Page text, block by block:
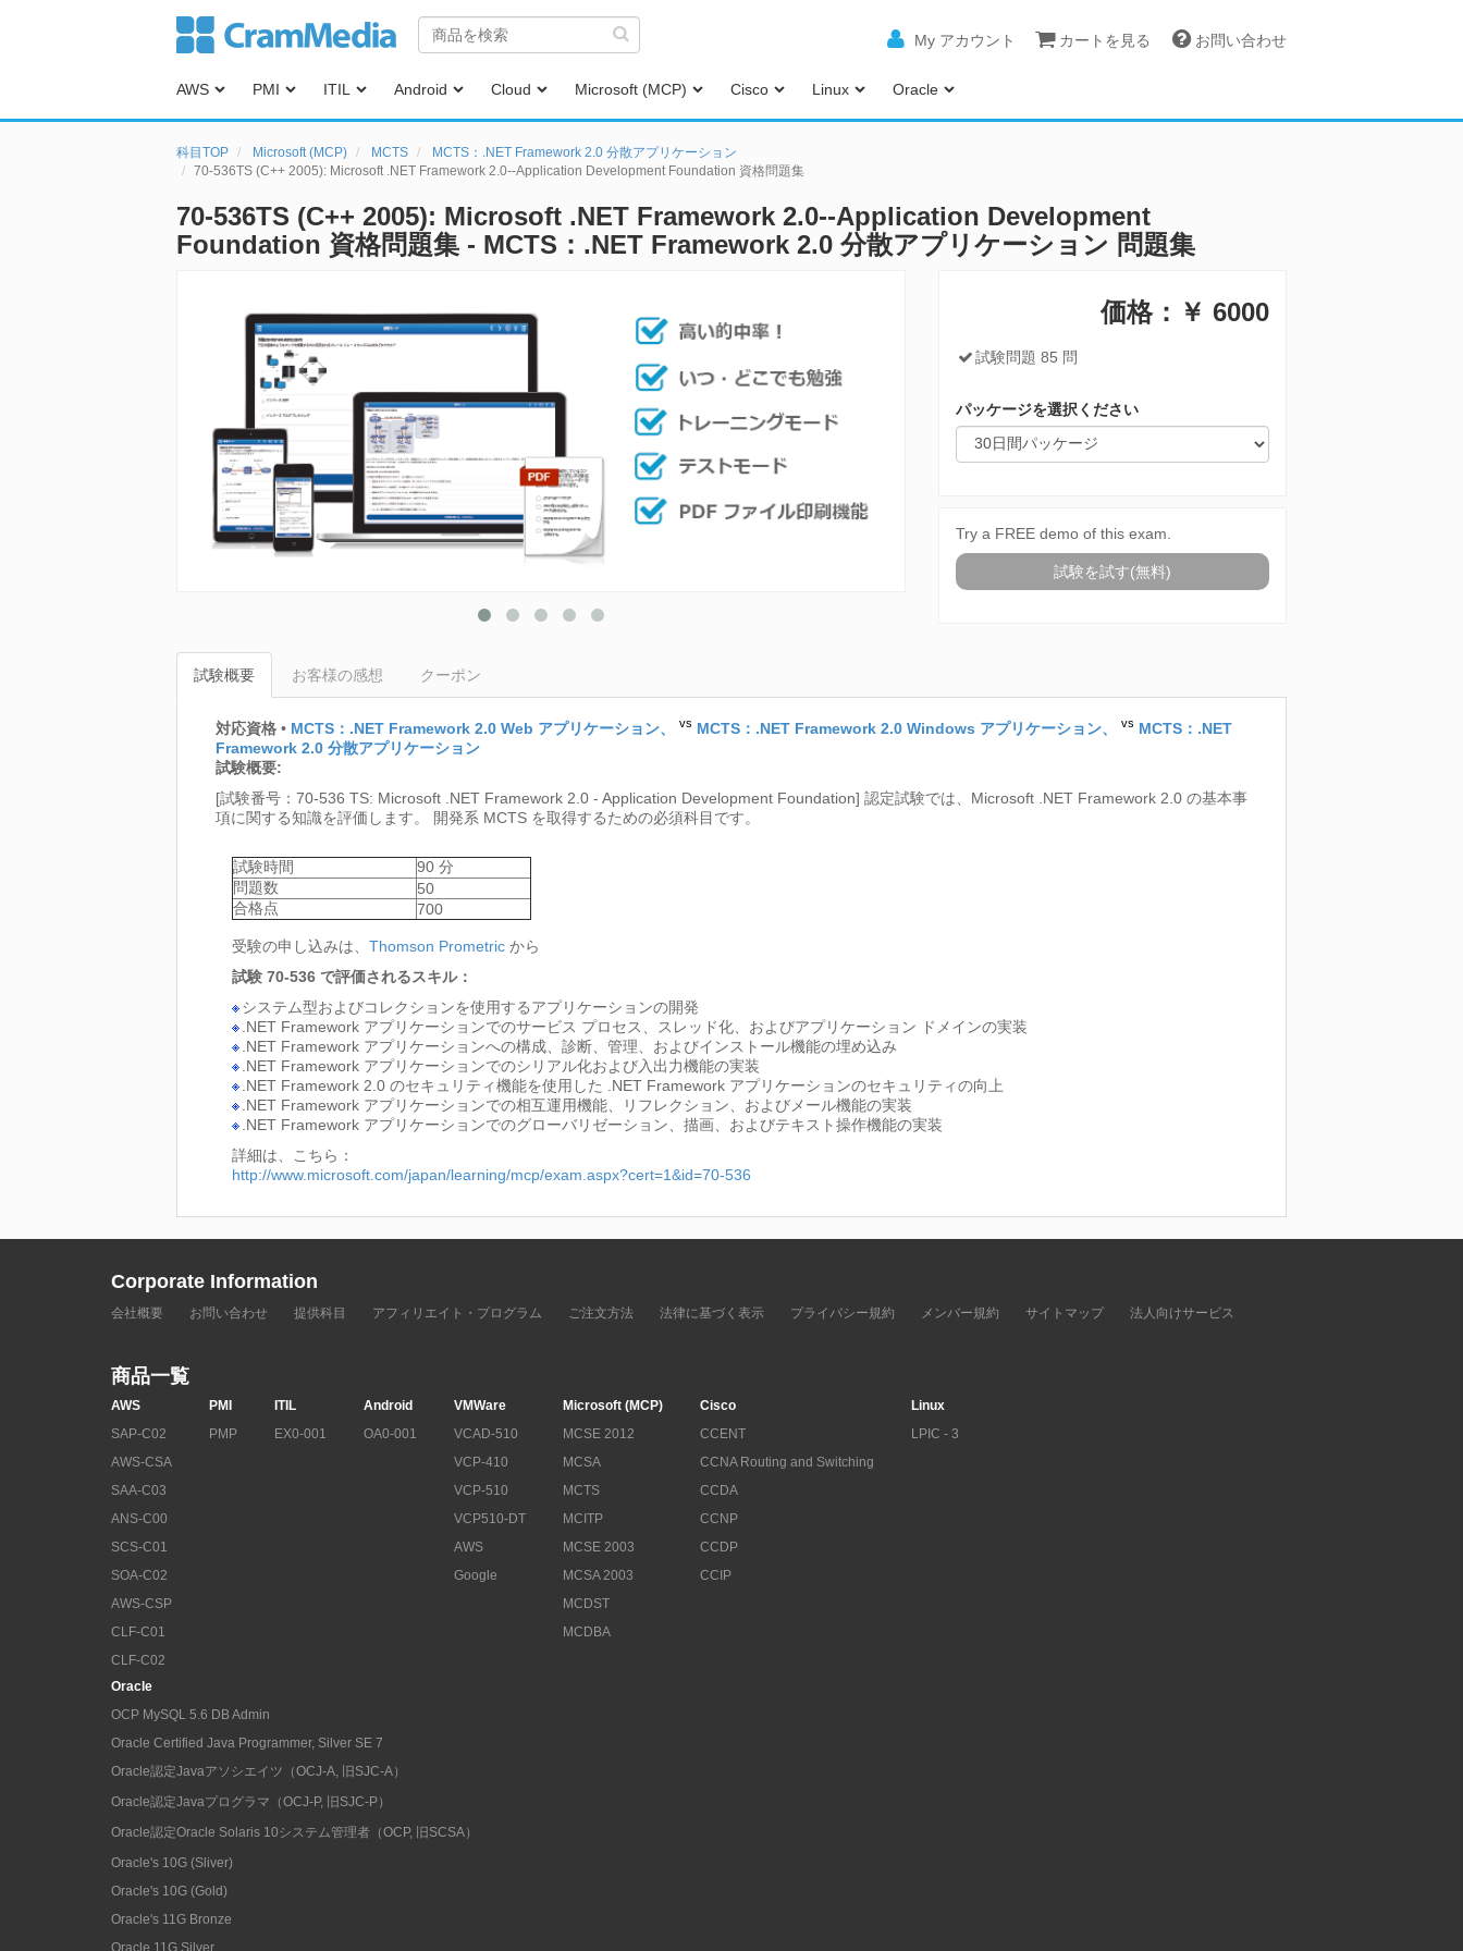
My アカウント カートを見る お問い合わせ
AWS PMI ITIL Android Cloud Microsoft (MCP) Cisco Linux Oracle
科目TOP Microsoft (MCP) MCTS
MCTS：.NET Framework 2.0 分散アプリケーション
70-536TS (C++ 2005): Microsoft .NET Framework 2.0--Application Development Foundation 資格問題集
70-536TS (C++ 2005): Microsoft .NET Framework 2.0--Application Development
Foundation 資格問題集 - MCTS：.NET Framework 2.0 分散アプリケーション 問題集
価格：￥ 6000
試験問題 85 問
パッケージを選択ください
Try a FREE demo of this exam.
試験を試す(無料)
試験概要 お客様の感想 クーポン
対応資格 • MCTS：.NET Framework 2.0 Web アプリケーション、 vs MCTS：.NET Framework 2.0 Windows アプリケーション、 vs MCTS：.NET
Framework 2.0 分散アプリケーション
試験概要:
[試験番号：70-536 TS: Microsoft .NET Framework 2.0 - Application Development Foundation] 認定試験では、Microsoft .NET Framework 2.0 の基本事
項に関する知識を評価します。 開発系 MCTS を取得するための必須科目です。
試験時間
90 分
問題数
50
合格点
700
受験の申し込みは、 Thomson Prometric から
試験 70-536 で評価されるスキル：
システム型およびコレクションを使用するアプリケーションの開発
.NET Framework アプリケーションでのサービス プロセス、スレッド化、およびアプリケーション ドメインの実装
.NET Framework アプリケーションへの構成、診断、管理、およびインストール機能の埋め込み
.NET Framework アプリケーションでのシリアル化および入出力機能の実装
.NET Framework 2.0 のセキュリティ機能を使用した .NET Framework アプリケーションのセキュリティの向上
.NET Framework アプリケーションでの相互運用機能、リフレクション、およびメール機能の実装
.NET Framework アプリケーションでのグローバリゼーション、描画、およびテキスト操作機能の実装
詳細は、こちら：
http://www.microsoft.com/japan/learning/mcp/exam.aspx?cert=1&id=70-536
Corporate Information
会社概要 お問い合わせ 提供科目 アフィリエイト・プログラム ご注文方法 法律に基づく表示 プライバシー規約 メンバー規約 サイトマップ 法人向けサービス
商品一覧
AWS
SAP-C02
AWS-CSA
SAA-C03
ANS-C00
SCS-C01
SOA-C02
AWS-CSP
CLF-C01
CLF-C02
PMI
PMP
ITIL
EX0-001
Android
OA0-001
VMWare
VCAD-510
VCP-410
VCP-510
VCP510-DT
AWS
Google
Microsoft (MCP)
MCSE 2012
MCSA
MCTS
MCITP
MCSE 2003
MCSA 2003
MCDST
MCDBA
Cisco
CCENT
CCNA Routing and Switching
CCDA
CCNP
CCDP
CCIP
Linux
LPIC - 3
Oracle
OCP MySQL 5.6 DB Admin
Oracle Certified Java Programmer, Silver SE 7
Oracle認定Javaアソシエイツ（OCJ-A, 旧SJC-A）
Oracle認定Javaプログラマ（OCJ-P, 旧SJC-P）
Oracle認定Oracle Solaris 10システム管理者（OCP, 旧SCSA）
Oracle's 10G (Sliver)
Oracle's 10G (Gold)
Oracle's 11G Bronze
Oracle 11G Silver